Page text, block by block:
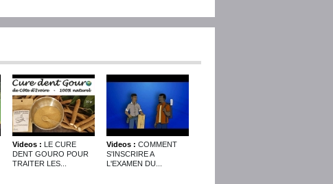
Videos : LE CURE
DENT GOURO POUR
TRAITER LES...
Videos : COMMENT
S'INSCRIRE A
L'EXAMEN DU...